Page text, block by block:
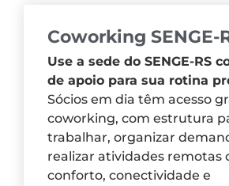
Coworking SENGE-
Use a sede do SENGE-RS
de apoio para sua rotina
Sócios em dia têm acesso
coworking, com estrutura
trabalhar, organizar
realizar atividades remotas
conforto, conectividade e